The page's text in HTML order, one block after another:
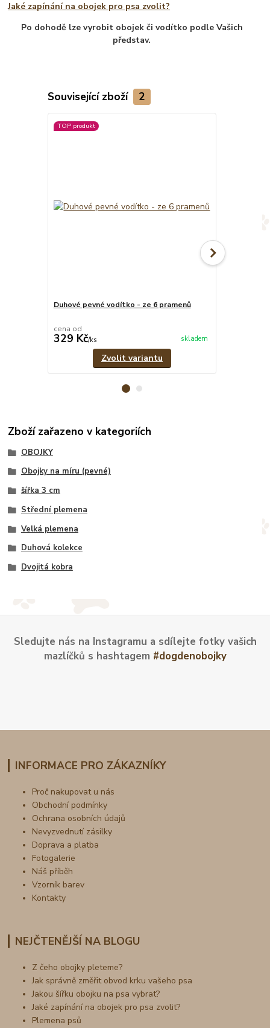
Jaké zapínání na obojek pro psa zvolit?
Po dohodě lze vyrobit obojek či vodítko podle Vašich
představ.
Související zboží 2
TOP produkt
Duhové pevné vodítko - ze 6 pramenů
cena od
329 Kč/ks skladem
Zvolit variantu
Zboží zařazeno v kategoriích
OBOJKY
Obojky na míru (pevné)
šířka 3 cm
Střední plemena
Velká plemena
Duhová kolekce
Dvojitá kobra
Sledujte nás na Instagramu a sdílejte fotky vašich
mazlíčků s hashtagem #dogdenobojky
INFORMACE PRO ZÁKAZNÍKY
Proč nakupovat u nás
Obchodní podmínky
Ochrana osobních údajů
Nevyzvednutí zásilky
Doprava a platba
Fotogalerie
Náš příběh
Vzorník barev
Kontakty
NEJČTENĚJŠÍ NA BLOGU
Z čeho obojky pleteme?
Jak správně změřit obvod krku vašeho psa
Jakou šířku obojku na psa vybrat?
Jaké zapínání na obojek pro psa zvolit?
Plemena psů